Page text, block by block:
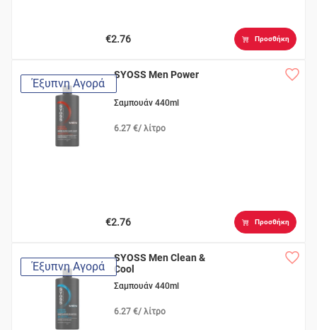
€2.76 Προσθήκη
Έξυπνη Αγορά
SYOSS Men Power
Σαμπουάν 440ml
6.27 €/ λίτρο
€2.76 Προσθήκη
Έξυπνη Αγορά
SYOSS Men Clean &
Cool
Σαμπουάν 440ml
6.27 €/ λίτρο